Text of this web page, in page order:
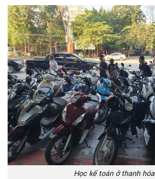
Học kế toán ở thanh hóa